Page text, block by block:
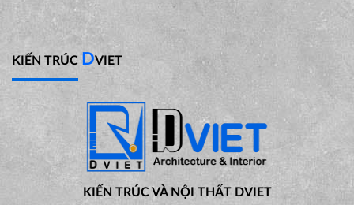
KIẾN TRÚC DVIET
KIẾN TRÚC VÀ NỘI THẤT DVIET